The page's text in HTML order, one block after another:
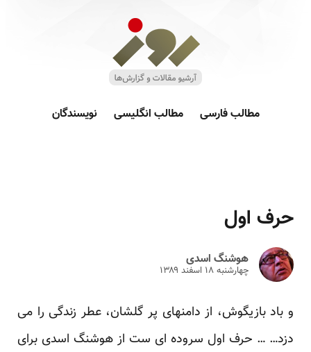
مطالب فارسی مطالب انگلیسی نویسندگان
حرف اول
هوشنگ اسدی
چهارشنبه ۱۸ اسفند ۱۳۸۹
و باد بازیگوش، از دامنهای پر گلشان، عطر زندگی را می
دزد… … حرف اول سروده ای ست از هوشنگ اسدی برای